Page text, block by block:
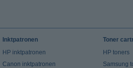
Inktpatronen
HP inktpatronen
Canon inktpatronen
Toner
HP toners
Samsung